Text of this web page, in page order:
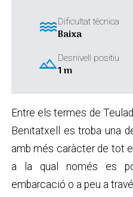
waterDificultat tècnica
Baixa
landscapeDesnivell positiu
1 m
Entre els termes de
Benitatxell es troba una
amb més caràcter de tot
a la qual només es
embarcació o a peu a